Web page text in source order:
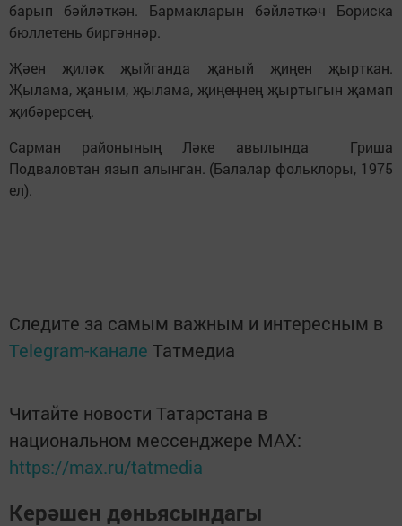
барып бәйләткән. Бармакларын бәйләткәч Бориска
бюллетень биргәннәр.
Җәен җиләк җыйганда җаный җиңен җырткан.
Җылама, җаным, җылама, җиңеңнең җыртыгын җамап
җибәрерсең.
Сарман районының Ләке авылында Гриша
Подваловтан язып алынган. (Балалар фольклоры, 1975
ел).
Следите за самым важным и интересным в
Telegram-канале Татмедиа
Читайте новости Татарстана в
национальном мессенджере MАХ:
https://max.ru/tatmedia
Керәшен дөньясындагы